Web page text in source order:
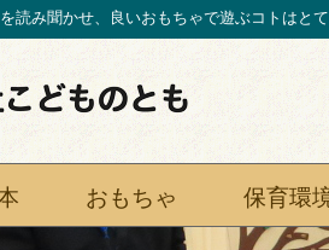
読み聞かせ、良いおもちゃで遊ぶコトはとて
おもちゃ 保育環